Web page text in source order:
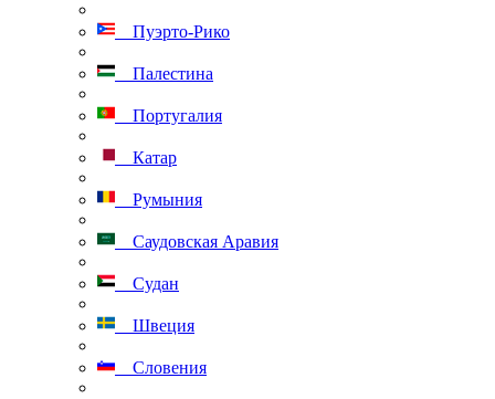
Пуэрто-Рико
Палестина
Португалия
Катар
Румыния
Саудовская Аравия
Судан
Швеция
Словения